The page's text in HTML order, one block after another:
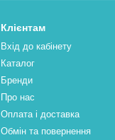
Клієнтам
Вхід до кабінету
Каталог
Бренди
Про нас
Оплата і доставка
Обмін та повернення